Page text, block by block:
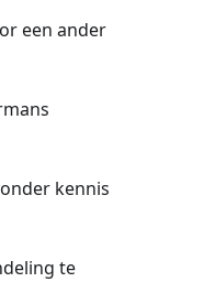
een ander
kennis
te